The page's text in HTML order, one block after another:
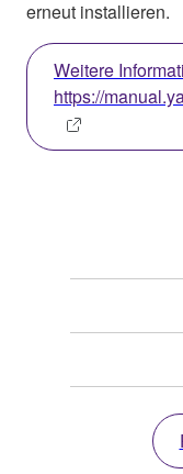
erneut installieren.
Weitere
https://